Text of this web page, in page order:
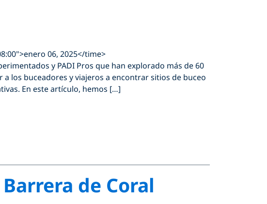
06, 2025</time>
y PADI Pros que han explorado más de 60
los buceadores y viajeros a encontrar sitios de buceo
En este artículo, hemos […]
de Coral